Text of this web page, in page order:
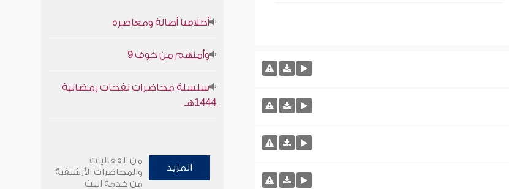
أخلاقنا أصالة ومعاصرة
وأمنهم من خوف 9
سلسلة محاضرات نفحات رمضانية
1444هـ
المزيد
من الفعاليات
والمحاضرات الأرشيفية
من خدمة البث